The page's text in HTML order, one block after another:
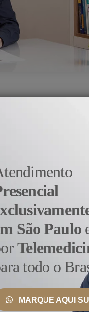
veio
-
São Paulo
todo o
MARQUE AQUI